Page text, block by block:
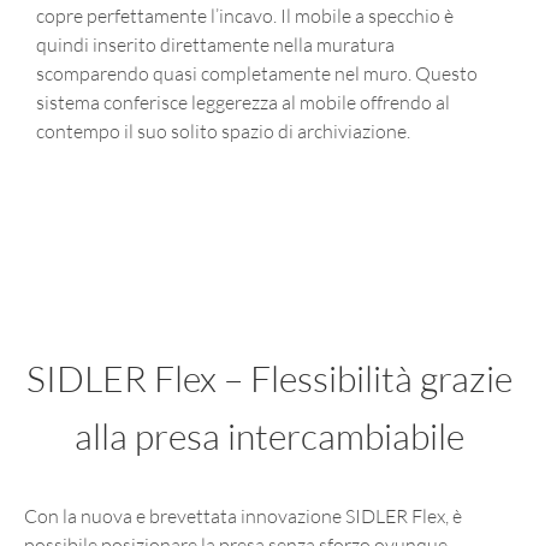
copre perfettamente l’incavo. Il mobile a specchio è
quindi inserito direttamente nella muratura
scomparendo quasi completamente nel muro. Questo
sistema conferisce leggerezza al mobile offrendo al
contempo il suo solito spazio di archiviazione.
SIDLER Flex – Flessibilità grazie
alla presa intercambiabile
Con la nuova e brevettata innovazione SIDLER Flex, è